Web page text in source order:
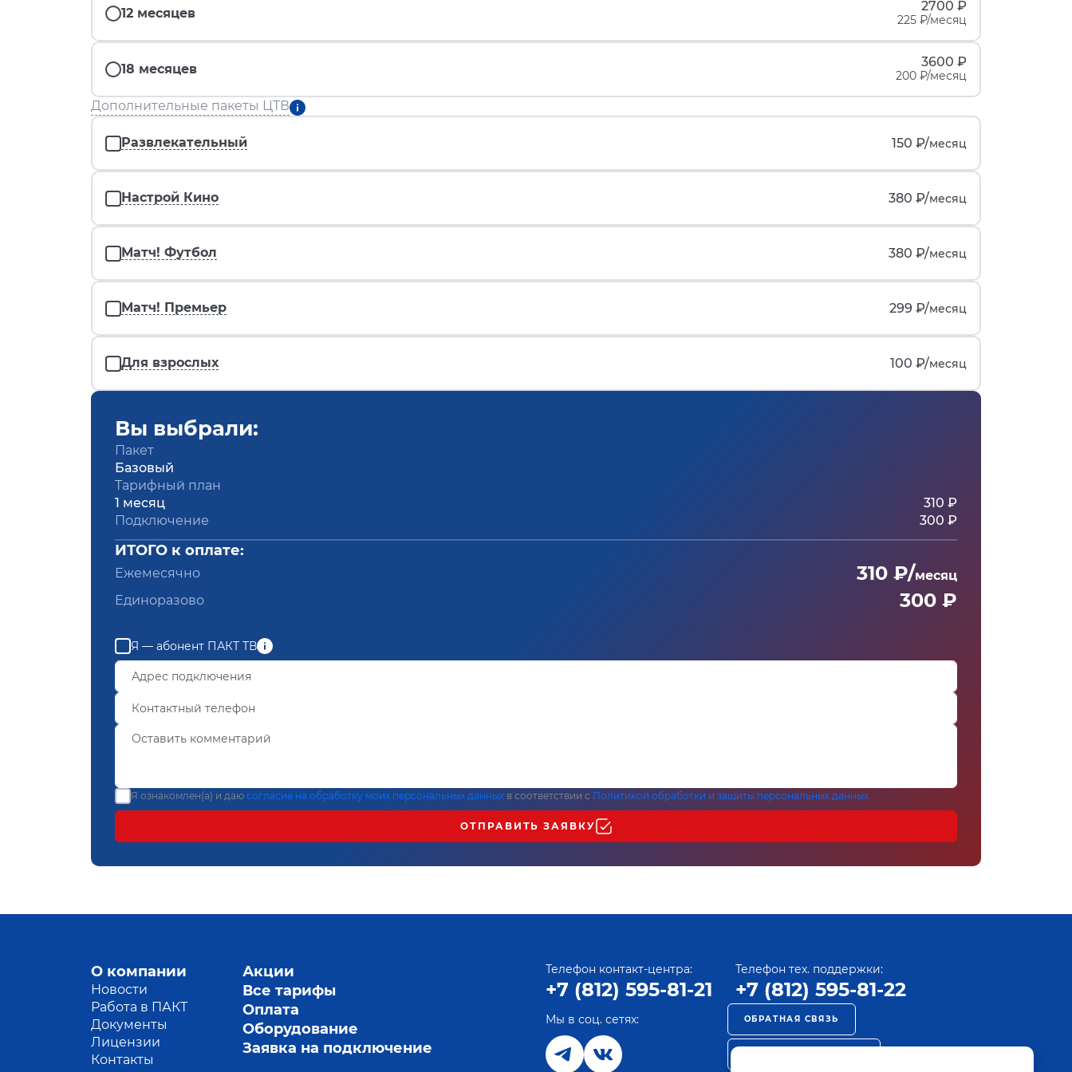
12 месяцев 2700 ₽
225 ₽/месяц
18 месяцев 3600 ₽
200 ₽/месяц
Дополнительные пакеты ЦТВ
Развлекательный 150 ₽/месяц
Настрой Кино 380 ₽/месяц
Матч! Футбол 380 ₽/месяц
Матч! Премьер 299 ₽/месяц
Для взрослых 100 ₽/месяц
Вы выбрали:
Пакет
Базовый
Тарифный план
1 месяц
310 ₽
Подключение
300 ₽
ИТОГО к оплате:
Ежемесячно 310 ₽/месяц
Единоразово
300 ₽
Я — абонент ПАКТ ТВ
Я ознакомлен(а) и даю согласие на обработку моих персональных данных в соответствии с Политикой обработки и защиты персональных данных
ОТПРАВИТЬ ЗАЯВКУ
О компании
Новости
Работа в ПАКТ
Документы
Лицензии
Контакты
Акции
Все тарифы
Оплата
Оборудование
Заявка на подключение
Телефон контакт-центра:
+7 (812) 595-81-21
Телефон тех. поддержки:
+7 (812) 595-81-22
Мы в соц. сетях: ОБРАТНАЯ СВЯЗЬ